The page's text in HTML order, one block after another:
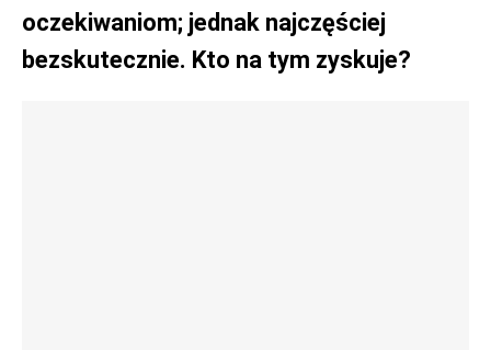
oczekiwaniom; jednak najczęściej
bezskutecznie. Kto na tym zyskuje?